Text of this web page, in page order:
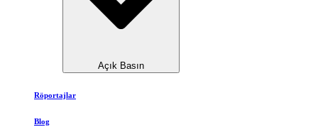
Açık Basın
Röportajlar
Blog